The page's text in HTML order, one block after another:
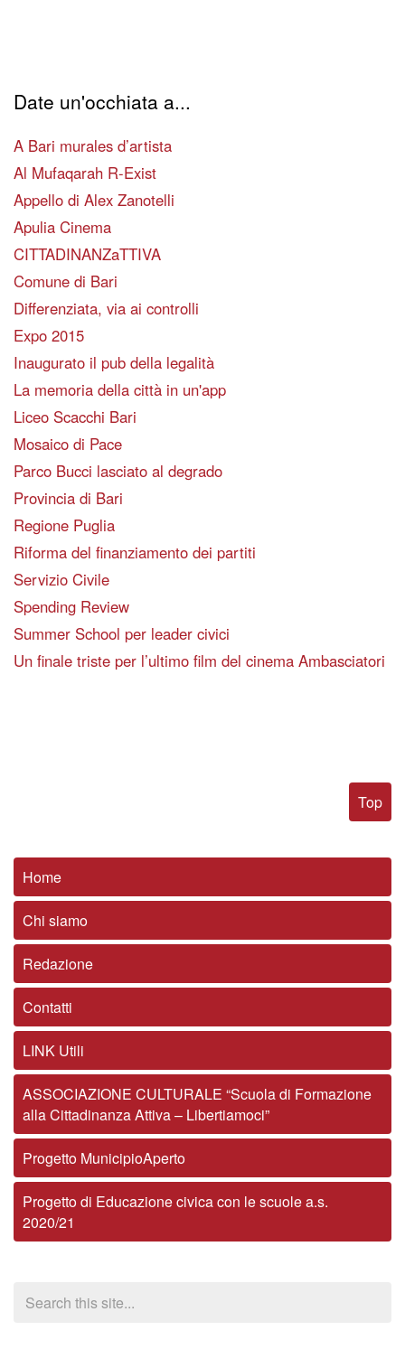
Date un'occhiata a...
A Bari murales d’artista
Al Mufaqarah R-Exist
Appello di Alex Zanotelli
Apulia Cinema
CITTADINANZaTTIVA
Comune di Bari
Differenziata, via ai controlli
Expo 2015
Inaugurato il pub della legalità
La memoria della città in un'app
Liceo Scacchi Bari
Mosaico di Pace
Parco Bucci lasciato al degrado
Provincia di Bari
Regione Puglia
Riforma del finanziamento dei partiti
Servizio Civile
Spending Review
Summer School per leader civici
Un finale triste per l’ultimo film del cinema Ambasciatori
Top
Home
Chi siamo
Redazione
Contatti
LINK Utili
ASSOCIAZIONE CULTURALE “Scuola di Formazione
alla Cittadinanza Attiva – Libertiamoci”
Progetto MunicipioAperto
Progetto di Educazione civica con le scuole a.s.
2020/21